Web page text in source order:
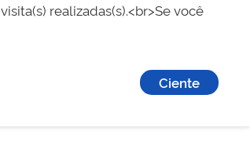
realizadas(s).<br>Se você
Ciente